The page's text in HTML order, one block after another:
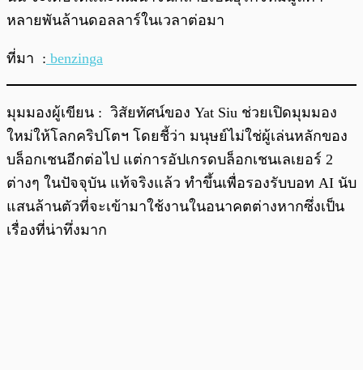
หลายพันล้านดอลลาร์ในเวลาต่อมา
ที่มา : benzinga
มุมมองผู้เขียน : วิสัยทัศน์ของ Yat Siu ช่วยเปิดมุมมอง
ใหม่ให้โลกคริปโตฯ โดยชี้ว่า มนุษย์ไม่ใช่ผู้เล่นหลักของ
บล็อกเชนอีกต่อไป แต่การอัปเกรดบล็อกเชนเลเยอร์ 2
ต่างๆ ในปัจจุบัน แท้จริงแล้ว ทำขึ้นเพื่อรองรับบอท AI นับ
แสนล้านตัวที่จะเข้ามาใช้งานในอนาคตต่างหากซึ่งเป็น
เรื่องที่น่าทึ่งมาก